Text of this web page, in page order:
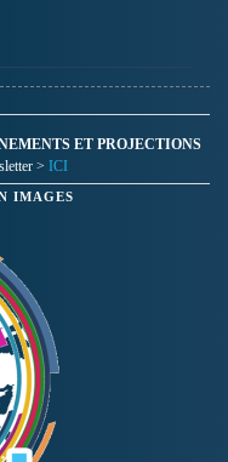
ET PROJECTIONS
> ICI
IMAGES